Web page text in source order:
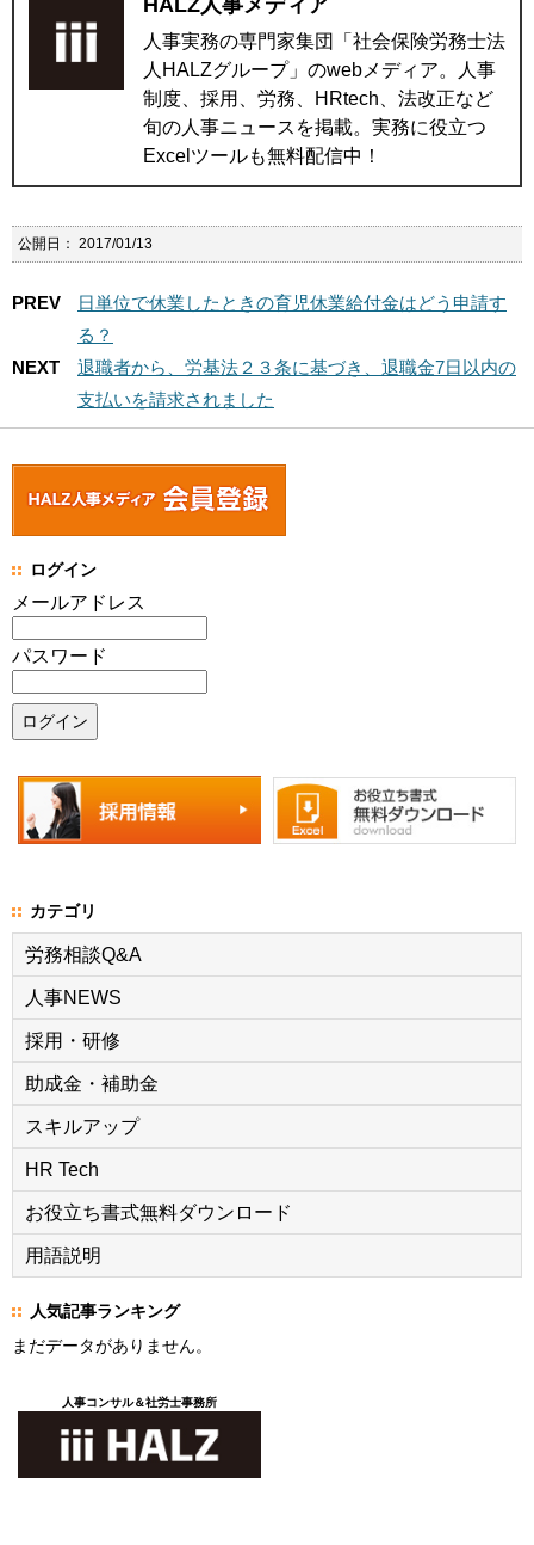
HALZ人事メディア
人事実務の専門家集団「社会保険労務士法
人HALZグループ」のwebメディア。人事
制度、採用、労務、HRtech、法改正など
旬の人事ニュースを掲載。実務に役立つ
Excelツールも無料配信中！
公開日： 2017/01/13
PREV
日単位で休業したときの育児休業給付金はどう申請す
る？
NEXT
退職者から、労基法２３条に基づき、退職金7日以内の
支払いを請求されました
ログイン
メールアドレス
パスワード
カテゴリ
労務相談Q&A
人事NEWS
採用・研修
助成金・補助金
スキルアップ
HR Tech
お役立ち書式無料ダウンロード
用語説明
人気記事ランキング
まだデータがありません。
人事コンサル＆社労士事務所